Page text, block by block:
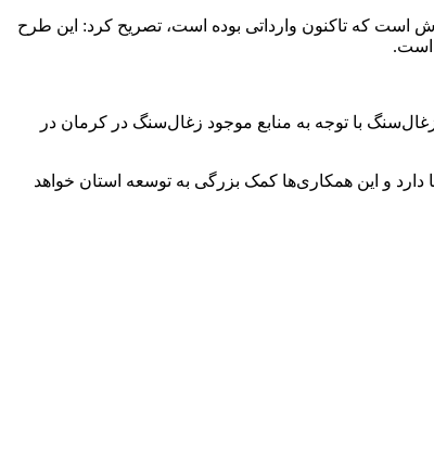
است که تاکنون وارداتی بوده است، تصریح کرد: این طرح
است.
با توجه به منابع موجود زغال‌سنگ در کرمان در
و این همکاری‌ها کمک بزرگی به توسعه استان خواهد